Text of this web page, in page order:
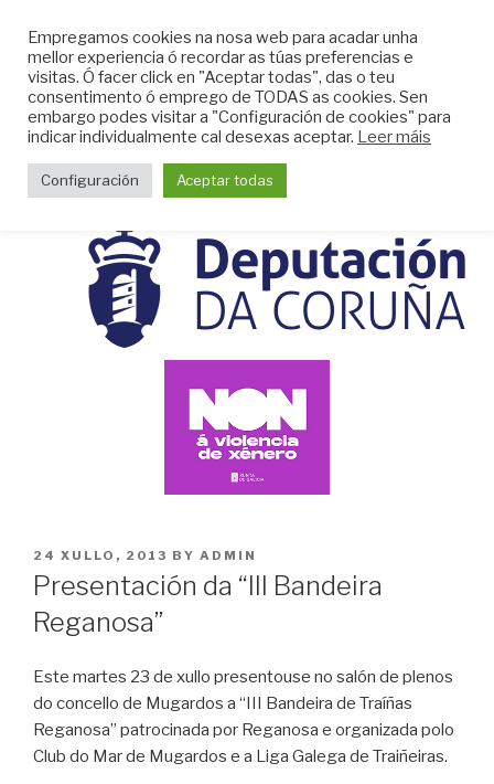
content
CLUB DO MAR DE
MUGARDOS
Web do Club do Mar de Mugardos
POSTED
ON
24 XULLO, 2013 BY ADMIN
Presentación da “III Bandeira
Reganosa”
Este martes 23 de xullo presentouse no salón de plenos
do concello de Mugardos a “III Bandeira de Traíñas
Reganosa” patrocinada por Reganosa e organizada polo
Club do Mar de Mugardos e a Liga Galega de Traiñeiras.
Empregamos cookies na nosa web para acadar unha
mellor experiencia ó recordar as túas preferencias e
visitas. Ó facer click en "Aceptar todas", das o teu
consentimento ó emprego de TODAS as cookies. Sen
embargo podes visitar a "Configuración de cookies" para
indicar individualmente cal desexas aceptar. Leer máis
Configuración Aceptar todas